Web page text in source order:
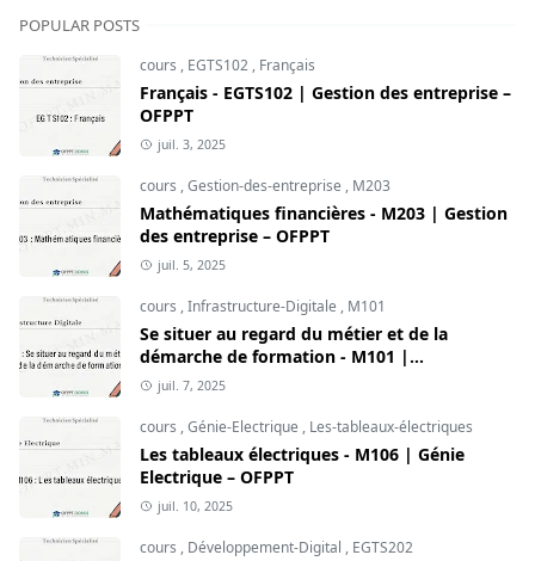
POPULAR POSTS
cours , EGTS102 , Français
Français - EGTS102 | Gestion des entreprise –
OFPPT
juil. 3, 2025
cours ,Gestion-des-entreprise , M203
Mathématiques financières - M203 | Gestion
des entreprise – OFPPT
juil. 5, 2025
cours ,Infrastructure-Digitale , M101
Se situer au regard du métier et de la
démarche de formation - M101 |
Infrastructure Digitale – OFPPT
juil. 7, 2025
cours ,Génie-Electrique , Les-tableaux-électriques
Les tableaux électriques - M106 | Génie
Electrique – OFPPT
juil. 10, 2025
cours , Développement-Digital , EGTS202